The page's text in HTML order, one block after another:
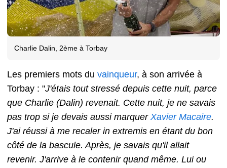
Charlie Dalin, 2ème à Torbay
Les premiers mots du vainqueur, à son arrivée à
Torbay : "J'étais tout stressé depuis cette nuit, parce
que Charlie (Dalin) revenait. Cette nuit, je ne savais
pas trop si je devais aussi marquer Xavier Macaire.
J'ai réussi à me recaler in extremis en étant du bon
côté de la bascule. Après, je savais qu'il allait
revenir. J'arrive à le contenir quand même. Lui ou